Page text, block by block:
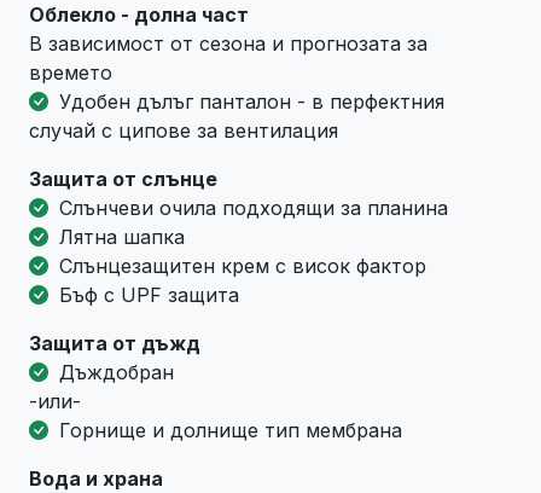
Облекло - долна част
В зависимост от сезона и прогнозата за
времето
Удобен дълъг панталон - в перфектния
случай с ципове за вентилация
Защита от слънце
Слънчеви очила подходящи за планина
Лятна шапка
Слънцезащитен крем с висок фактор
Бъф с UPF защита
Защита от дъжд
Дъждобран
-или-
Горнище и долнище тип мембрана
Вода и храна